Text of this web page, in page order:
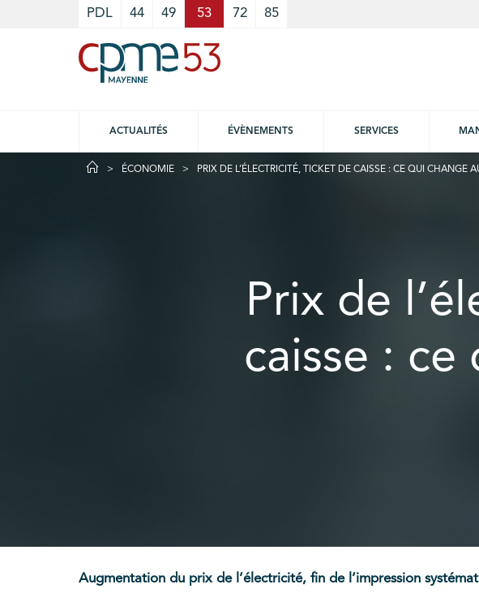
PDL 44 49 53 72 85
ACTUALITÉS ÉVÈNEMENTS SERVICES
ÉCONOMIE PRIX DE L’ÉLECTRICITÉ, TICKET DE CAISSE : CE QUI CHANGE
Prix de
caisse : ce
Augmentation du prix de l’électricité, fin de l’impression
Cookies management panel